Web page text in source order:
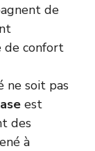
de
de confort
ne soit pas
est
des
à